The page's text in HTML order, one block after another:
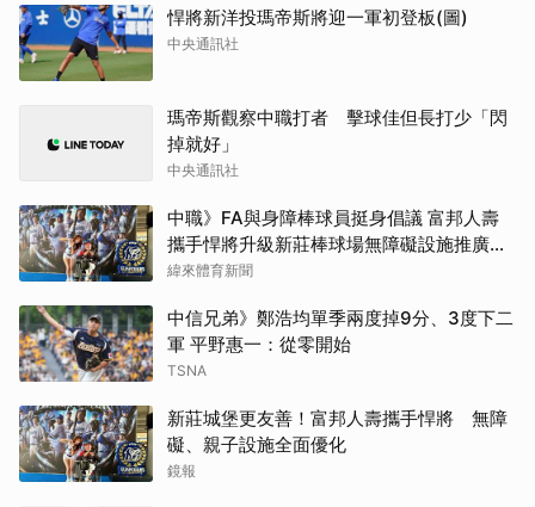
悍將新洋投瑪帝斯將迎一軍初登板(圖)
中央通訊社
瑪帝斯觀察中職打者 擊球佳但長打少「閃
掉就好」
中央通訊社
中職》FA與身障棒球員挺身倡議 富邦人壽
攜手悍將升級新莊棒球場無障礙設施推廣平
權
緯來體育新聞
中信兄弟》鄭浩均單季兩度掉9分、3度下二
軍 平野惠一：從零開始
TSNA
新莊城堡更友善！富邦人壽攜手悍將 無障
礙、親子設施全面優化
鏡報